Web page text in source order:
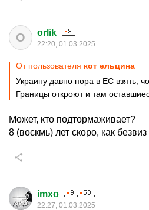
O orlik
22:20, 01.03.2025
От пользователя кот ельцина
Украину давно пора в ЕС взять,
Границы откроют и там
Может, кто подтормаживает?
8 (воскмь) лет скоро, как
imxo
22:27, 01.03.2025